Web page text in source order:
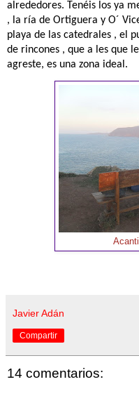
alrededores. Tenéis los ya
, la ría de Ortiguera y O´
playa de las catedrales , el
de rincones , que a les que
agreste, es una zona ideal.
Javier Adán
Compartir
14 comentarios: